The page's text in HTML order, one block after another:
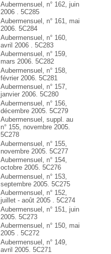
Aubermensuel, n° 162, juin
2006 . 5C285
Aubermensuel, n° 161, mai
2006. 5C284
Aubermensuel, n° 160,
avril 2006 . 5C283
Aubermensuel, n° 159,
mars 2006. 5C282
Aubermensuel, n° 158,
février 2006. 5C281
Aubermensuel, n° 157,
janvier 2006. 5C280
Aubermensuel, n° 156,
décembre 2005. 5C279
Aubermensuel, suppl. au
n° 155, novembre 2005.
5C278
Aubermensuel, n° 155,
novembre 2005. 5C277
Aubermensuel, n° 154,
octobre 2005. 5C276
Aubermensuel, n° 153,
septembre 2005. 5C275
Aubermensuel, n° 152,
juillet - août 2005 . 5C274
Aubermensuel, n° 151, juin
2005. 5C273
Aubermensuel, n° 150, mai
2005 . 5C272
Aubermensuel, n° 149,
avril 2005. 5C271